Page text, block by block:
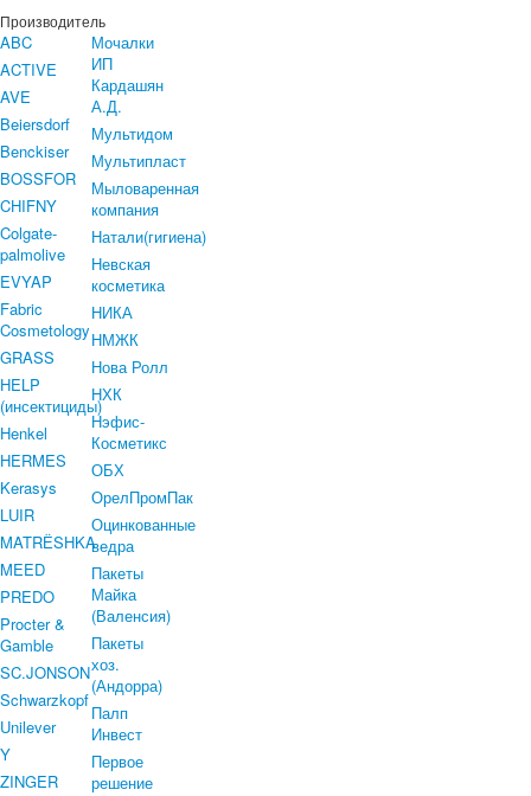
Производитель
ABC
ACTIVE
AVE
Beiersdorf
Benckiser
BOSSFOR
CHIFNY
Colgate-
palmolive
EVYAP
Fabric
Cosmetology
GRASS
HELP
(инсектициды)
Henkel
HERMES
Kerasys
LUIR
MATRЁSHKA
MEED
PREDO
Procter &
Gamble
SC.JONSON
Schwarzkopf
Unilever
Y
ZINGER
Мочалки
ИП
Кардашян
А.Д.
Мультидом
Мультипласт
Мыловаренная
компания
Натали(гигиена)
Невская
косметика
НИКА
НМЖК
Нова Ролл
НХК
Нэфис-
Косметикс
ОБХ
ОрелПромПак
Оцинкованные
ведра
Пакеты
Майка
(Валенсия)
Пакеты
хоз.
(Андорра)
Палп
Инвест
Первое
решение